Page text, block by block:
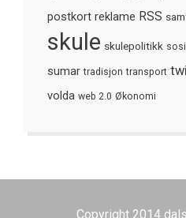
postkort reklame RSS
skule skulepolitikk
sumar tradisjon transport
volda web 2.0 Økonomi
Copyright 2014